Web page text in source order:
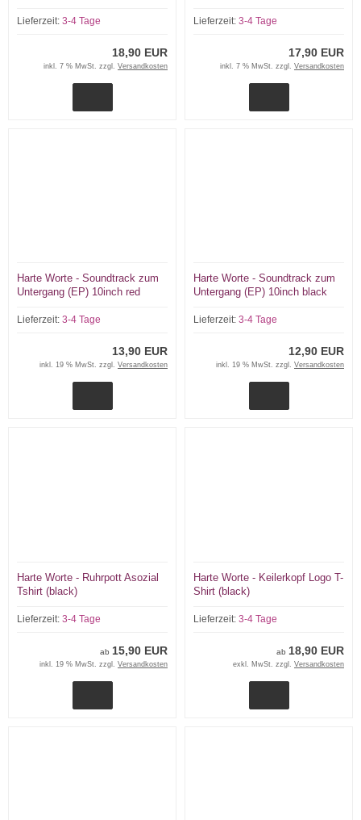
Lieferzeit: 3-4 Tage
18,90 EUR
inkl. 7 % MwSt. zzgl. Versandkosten
Lieferzeit: 3-4 Tage
17,90 EUR
inkl. 7 % MwSt. zzgl. Versandkosten
Harte Worte - Soundtrack zum
Untergang (EP) 10inch red
Lieferzeit: 3-4 Tage
13,90 EUR
inkl. 19 % MwSt. zzgl. Versandkosten
Harte Worte - Soundtrack zum
Untergang (EP) 10inch black
Lieferzeit: 3-4 Tage
12,90 EUR
inkl. 19 % MwSt. zzgl. Versandkosten
Harte Worte - Ruhrpott Asozial
Tshirt (black)
Lieferzeit: 3-4 Tage
ab 15,90 EUR
inkl. 19 % MwSt. zzgl. Versandkosten
Harte Worte - Keilerkopf Logo T-
Shirt (black)
Lieferzeit: 3-4 Tage
ab 18,90 EUR
exkl. MwSt. zzgl. Versandkosten